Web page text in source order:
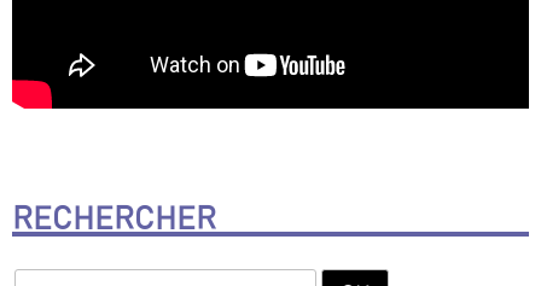
RECHERCHER